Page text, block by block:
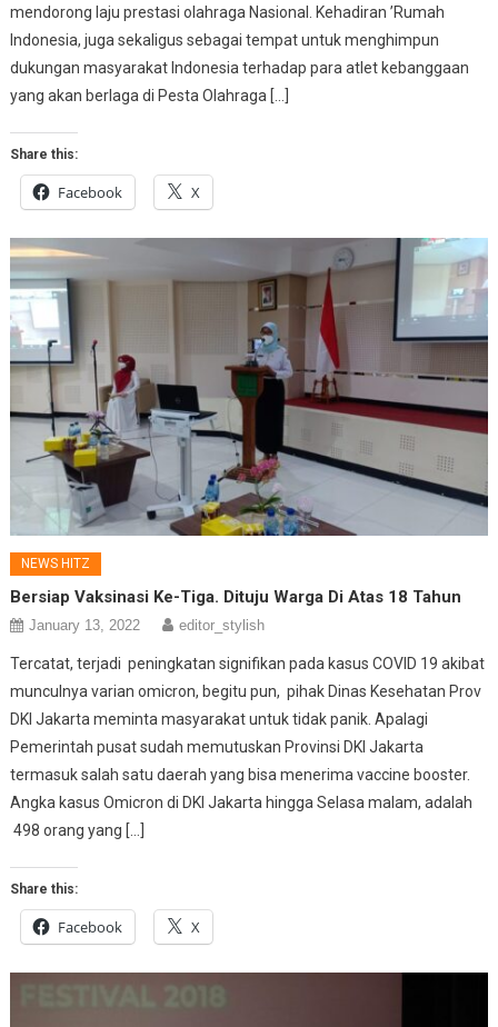
mendorong laju prestasi olahraga Nasional. Kehadiran ’Rumah
Indonesia, juga sekaligus sebagai tempat untuk menghimpun
dukungan masyarakat Indonesia terhadap para atlet kebanggaan
yang akan berlaga di Pesta Olahraga […]
Share this:
Facebook X
NEWS HITZ
Bersiap Vaksinasi Ke-Tiga. Dituju Warga Di Atas 18 Tahun
January 13, 2022 editor_stylish
Tercatat, terjadi peningkatan signifikan pada kasus COVID 19 akibat
munculnya varian omicron, begitu pun, pihak Dinas Kesehatan Prov
DKI Jakarta meminta masyarakat untuk tidak panik. Apalagi
Pemerintah pusat sudah memutuskan Provinsi DKI Jakarta
termasuk salah satu daerah yang bisa menerima vaccine booster.
Angka kasus Omicron di DKI Jakarta hingga Selasa malam, adalah
498 orang yang […]
Share this:
Facebook X